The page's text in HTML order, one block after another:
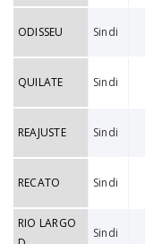
ODISSEU Sindi
QUILATE Sindi
REAJUSTE Sindi
RECATO Sindi
RIO LARGO
Sindi